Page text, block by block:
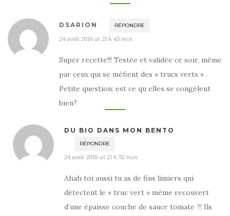
DSARION RÉPONDRE
24 août 2018 at 21 h 45 min
Super recette!!! Testée et validée ce soir, même
par ceux qui se méfient des « trucs verts « .
Petite question: est ce qu elles se congèlent
bien?
DU BIO DANS MON BENTO
RÉPONDRE
24 août 2018 at 21 h 52 min
Ahah toi aussi tu as de fins limiers qui
détectent le « truc vert » même recouvert
d’une épaisse couche de sauce tomate ?! Ils